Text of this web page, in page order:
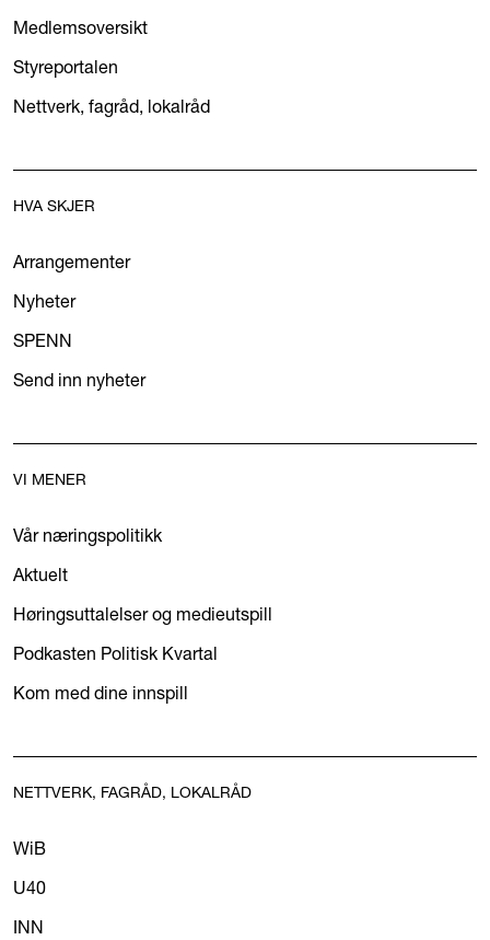
Medlemsoversikt
Styreportalen
Nettverk, fagråd, lokalråd
HVA SKJER
Arrangementer
Nyheter
SPENN
Send inn nyheter
VI MENER
Vår næringspolitikk
Aktuelt
Høringsuttalelser og medieutspill
Podkasten Politisk Kvartal
Kom med dine innspill
NETTVERK, FAGRÅD, LOKALRÅD
WiB
U40
INN